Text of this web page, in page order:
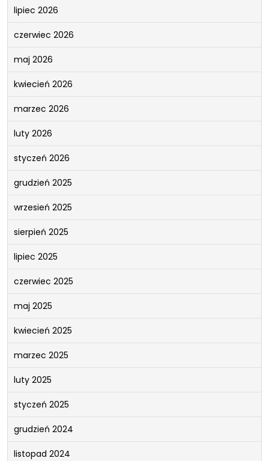
lipiec 2026
czerwiec 2026
maj 2026
kwiecień 2026
marzec 2026
luty 2026
styczeń 2026
grudzień 2025
wrzesień 2025
sierpień 2025
lipiec 2025
czerwiec 2025
maj 2025
kwiecień 2025
marzec 2025
luty 2025
styczeń 2025
grudzień 2024
listopad 2024